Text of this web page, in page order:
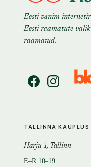
Eesti vanim
Eesti raamatute
raamatud.
TALLINNA KAUPLUS
Harju 1, Tallinn
E–R 10–19